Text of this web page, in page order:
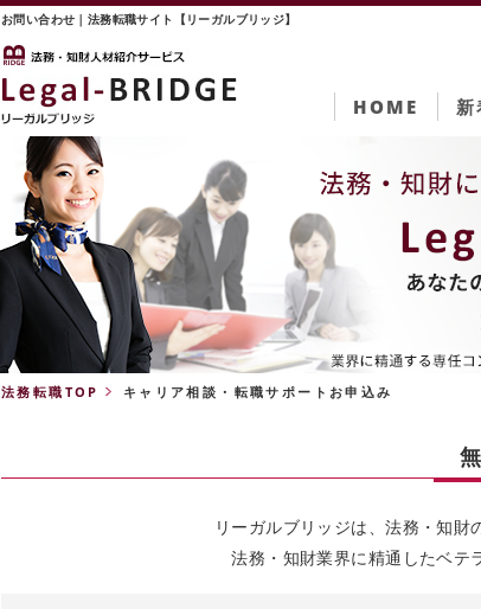
お問い合わせ｜法務転職サイト【リーガルブリッジ】
HOME 新
法務転職TOP キャリア相談・転職サポートお申込み
リーガルブリッジは、法務・知
法務・知財業界に精通したベテ